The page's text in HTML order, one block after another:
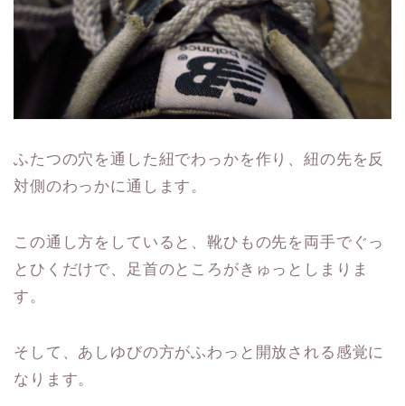
ふたつの穴を通した紐でわっかを作り、紐の先を反
対側のわっかに通します。
この通し方をしていると、靴ひもの先を両手でぐっ
とひくだけで、足首のところがきゅっとしまりま
す。
そして、あしゆびの方がふわっと開放される感覚に
なります。